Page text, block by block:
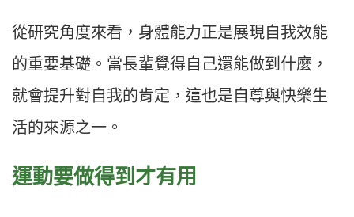
從研究角度來看，身體能力正是展現自我效能
的重要基礎。當長輩覺得自己還能做到什麼，
就會提升對自我的肯定，這也是自尊與快樂生
活的來源之一。
運動要做得到才有用